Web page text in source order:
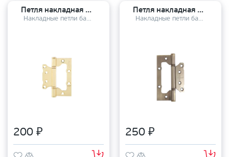
Петля накладная Avers 100*75*2,5 - В2 G
Накладные петли бабочки
200 ₽
Петля накладная Avers 100*75*2,5 - В2 AB
Накладные петли бабочки
250 ₽